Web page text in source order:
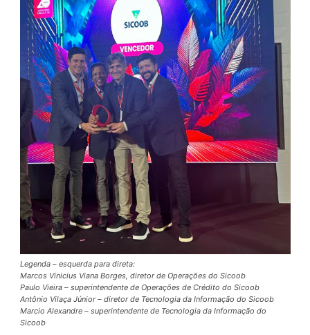
Legenda – esquerda para direta:
Marcos Vinicius Viana Borges, diretor de Operações do Sicoob
Paulo Vieira – superintendente de Operações de Crédito do Sicoob
Antônio Vilaça Júnior – diretor de Tecnologia da Informação do Sicoob
Marcio Alexandre – superintendente de Tecnologia da Informação do
Sicoob